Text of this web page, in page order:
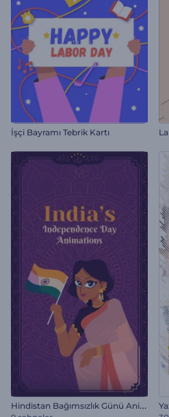
İşçi Bayramı Tebrik Kartı
H
indistan Bağımsızlık Günü Animasyonları